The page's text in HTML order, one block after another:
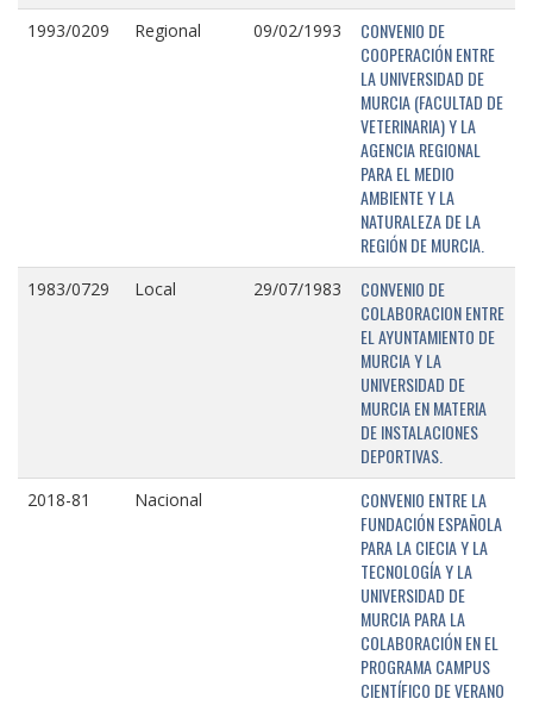
1993/0209 Regional 09/02/1993
CONVENIO DE
COOPERACIÓN ENTRE
LA UNIVERSIDAD DE
MURCIA (FACULTAD DE
VETERINARIA) Y LA
AGENCIA REGIONAL
PARA EL MEDIO
AMBIENTE Y LA
NATURALEZA DE LA
REGIÓN DE MURCIA.
1983/0729 Local 29/07/1983
CONVENIO DE
COLABORACION ENTRE
EL AYUNTAMIENTO DE
MURCIA Y LA
UNIVERSIDAD DE
MURCIA EN MATERIA
DE INSTALACIONES
DEPORTIVAS.
2018-81 Nacional
CONVENIO ENTRE LA
FUNDACIÓN ESPAÑOLA
PARA LA CIECIA Y LA
TECNOLOGÍA Y LA
UNIVERSIDAD DE
MURCIA PARA LA
COLABORACIÓN EN EL
PROGRAMA CAMPUS
CIENTÍFICO DE VERANO